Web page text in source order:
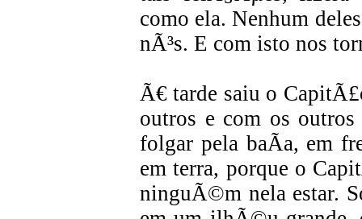
como ela. Nenhum
nÃ³s. E com isto nos
Ã€ tarde saiu o
outros e com os
folgar pela baÃ­a, em
em terra, porque o
ninguÃ©m nela estar.